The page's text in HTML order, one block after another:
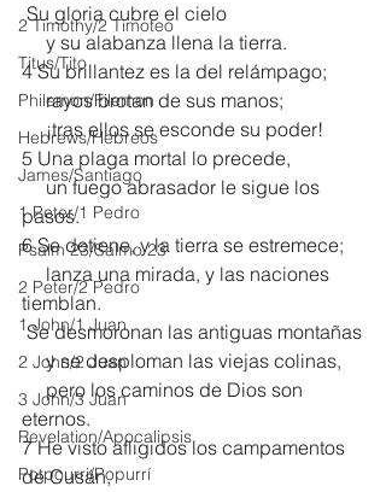
2 Timothy/2 Timoteo
Titus/Tito
Philemon/Filemon
Hebrews/Hebreos
James/Santiago
1 Peter/1 Pedro
Psalm 23/Salmo 23
2 Peter/2 Pedro
1 John/1 Juan
2 John/2 Juan
3 John/3 Juan
Revelation/Apocalipsis
Potpourri/Popurrí
Su gloria cubre el cielo
     y su alabanza llena la tierra.
4 Su brillantez es la del relámpago;
     rayos brotan de sus manos;
     ¡tras ellos se esconde su poder!
5 Una plaga mortal lo precede,
     un fuego abrasador le sigue los
pasos.
6 Se detiene, y la tierra se estremece;
tiemblan.
Se desmoronan las antiguas montañas
     y se desploman las viejas colinas,
     pero los caminos de Dios son
eternos.
7 He visto afligidos los campamentos
de Cusán,